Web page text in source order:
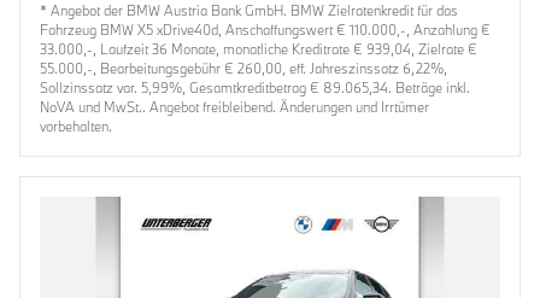
* Angebot der BMW Austria Bank GmbH. BMW Zielratenkredit für das
Fahrzeug BMW X5 xDrive40d, Anschaffungswert € 110.000,-, Anzahlung €
33.000,-, Laufzeit 36 Monate, monatliche Kreditrate € 939,04, Zielrate €
55.000,-, Bearbeitungsgebühr € 260,00, eff. Jahreszinssatz 6,22%,
Sollzinssatz var. 5,99%, Gesamtkreditbetrag € 89.065,34. Beträge inkl.
NoVA und MwSt.. Angebot freibleibend. Änderungen und Irrtümer
vorbehalten.